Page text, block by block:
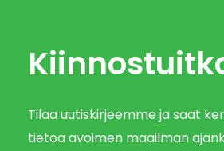
Tilaa uutiskirjeemme ja saat
tietoa avoimen maailman